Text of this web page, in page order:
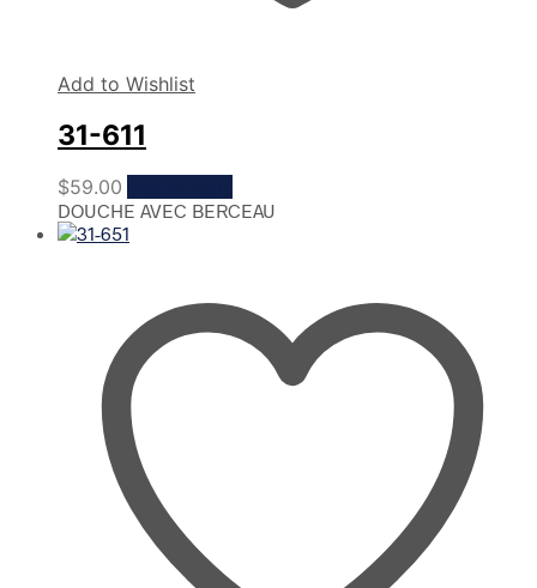
Add to Wishlist
31-611
$59.00
DOUCHE AVEC BERCEAU